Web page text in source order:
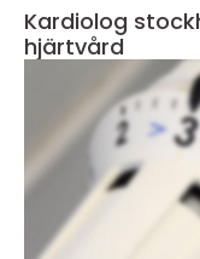
Kardiolog
hjärtvård